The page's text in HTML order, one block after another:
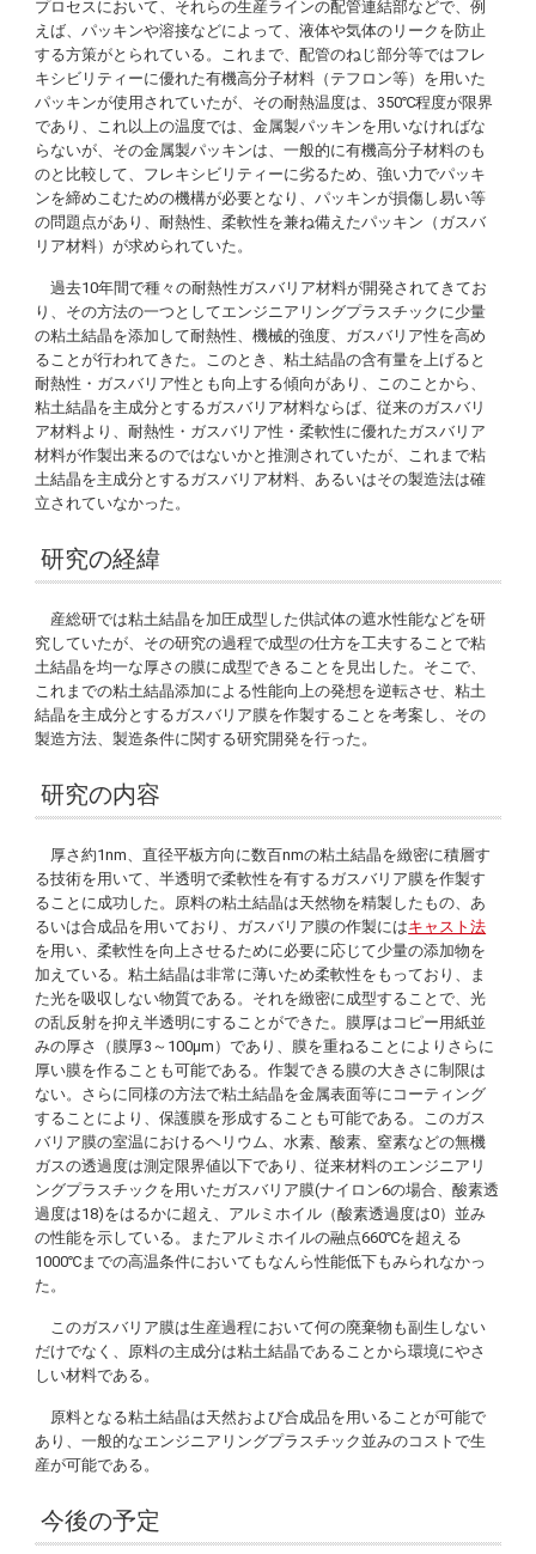
プロセスにおいて、それらの生産ラインの配管連結部などで、例
えば、パッキンや溶接などによって、液体や気体のリークを防止
する方策がとられている。これまで、配管のねじ部分等ではフレ
キシビリティーに優れた有機高分子材料（テフロン等）を用いた
パッキンが使用されていたが、その耐熱温度は、350℃程度が限界
であり、これ以上の温度では、金属製パッキンを用いなければな
らないが、その金属製パッキンは、一般的に有機高分子材料のも
のと比較して、フレキシビリティーに劣るため、強い力でパッキ
ンを締めこむための機構が必要となり、パッキンが損傷し易い等
の問題点があり、耐熱性、柔軟性を兼ね備えたパッキン（ガスバ
リア材料）が求められていた。
過去10年間で種々の耐熱性ガスバリア材料が開発されてきてお
り、その方法の一つとしてエンジニアリングプラスチックに少量
の粘土結晶を添加して耐熱性、機械的強度、ガスバリア性を高め
ることが行われてきた。このとき、粘土結晶の含有量を上げると
耐熱性・ガスバリア性とも向上する傾向があり、このことから、
粘土結晶を主成分とするガスバリア材料ならば、従来のガスバリ
ア材料より、耐熱性・ガスバリア性・柔軟性に優れたガスバリア
材料が作製出来るのではないかと推測されていたが、これまで粘
土結晶を主成分とするガスバリア材料、あるいはその製造法は確
立されていなかった。
研究の経緯
産総研では粘土結晶を加圧成型した供試体の遮水性能などを研
究していたが、その研究の過程で成型の仕方を工夫することで粘
土結晶を均一な厚さの膜に成型できることを見出した。そこで、
これまでの粘土結晶添加による性能向上の発想を逆転させ、粘土
結晶を主成分とするガスバリア膜を作製することを考案し、その
製造方法、製造条件に関する研究開発を行った。
研究の内容
厚さ約1nm、直径平板方向に数百nmの粘土結晶を緻密に積層す
る技術を用いて、半透明で柔軟性を有するガスバリア膜を作製す
ることに成功した。原料の粘土結晶は天然物を精製したもの、あ
るいは合成品を用いており、ガスバリア膜の作製にはキャスト法
を用い、柔軟性を向上させるために必要に応じて少量の添加物を
加えている。粘土結晶は非常に薄いため柔軟性をもっており、ま
た光を吸収しない物質である。それを緻密に成型することで、光
の乱反射を抑え半透明にすることができた。膜厚はコピー用紙並
みの厚さ（膜厚3～100µm）であり、膜を重ねることによりさらに
厚い膜を作ることも可能である。作製できる膜の大きさに制限は
ない。さらに同様の方法で粘土結晶を金属表面等にコーティング
することにより、保護膜を形成することも可能である。このガス
バリア膜の室温におけるヘリウム、水素、酸素、窒素などの無機
ガスの透過度は測定限界値以下であり、従来材料のエンジニアリ
ングプラスチックを用いたガスバリア膜(ナイロン6の場合、酸素透
過度は18)をはるかに超え、アルミホイル（酸素透過度は0）並み
の性能を示している。またアルミホイルの融点660℃を超える
1000℃までの高温条件においてもなんら性能低下もみられなかっ
た。
このガスバリア膜は生産過程において何の廃棄物も副生しない
だけでなく、原料の主成分は粘土結晶であることから環境にやさ
しい材料である。
原料となる粘土結晶は天然および合成品を用いることが可能で
あり、一般的なエンジニアリングプラスチック並みのコストで生
産が可能である。
今後の予定